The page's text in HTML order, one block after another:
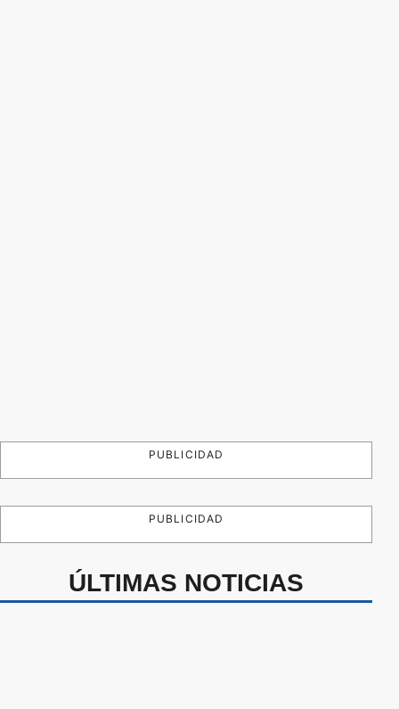
PUBLICIDAD
PUBLICIDAD
ÚLTIMAS NOTICIAS